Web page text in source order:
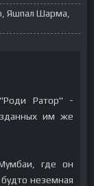
Яшпал Шарма,
Ратор" -
им же
где он
неземная